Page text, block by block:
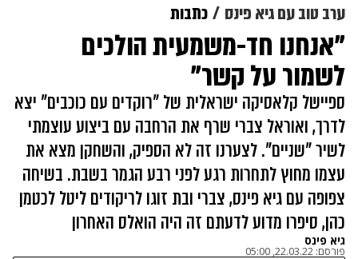
ערב טוב עם גיא פינס כתבות
"אנחנו חד-משמעית הולכים
לשמור על קשר"
ספיישל קלאסיקה ישראלית של "רוקדים עם כוכבים" יצא
לדרך, ואוראל צברי שרף את הרחבה עם ביצוע עוצמתי
לשיר "שניים". לצערנו זה לא הספיק, והשחקן מצא את
עצמו מחוץ לתחרות רגע לפני רבע הגמר בשבת. בשיחה
צפופה עם גיא פינס, צברי ובת זוגו לריקודים ליטל לכטמן
כהן, סיפרו מדוע לדעתם זה היה הואלס האחרון
גיא פינס
פורסם: 22.03.22, 05:00